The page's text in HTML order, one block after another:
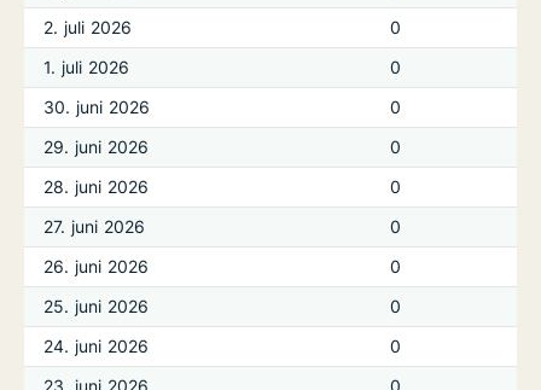
2. juli 2026
0
1. juli 2026
0
30. juni 2026
0
29. juni 2026
0
28. juni 2026
0
27. juni 2026
0
26. juni 2026
0
25. juni 2026
0
24. juni 2026
0
23. juni 2026
0